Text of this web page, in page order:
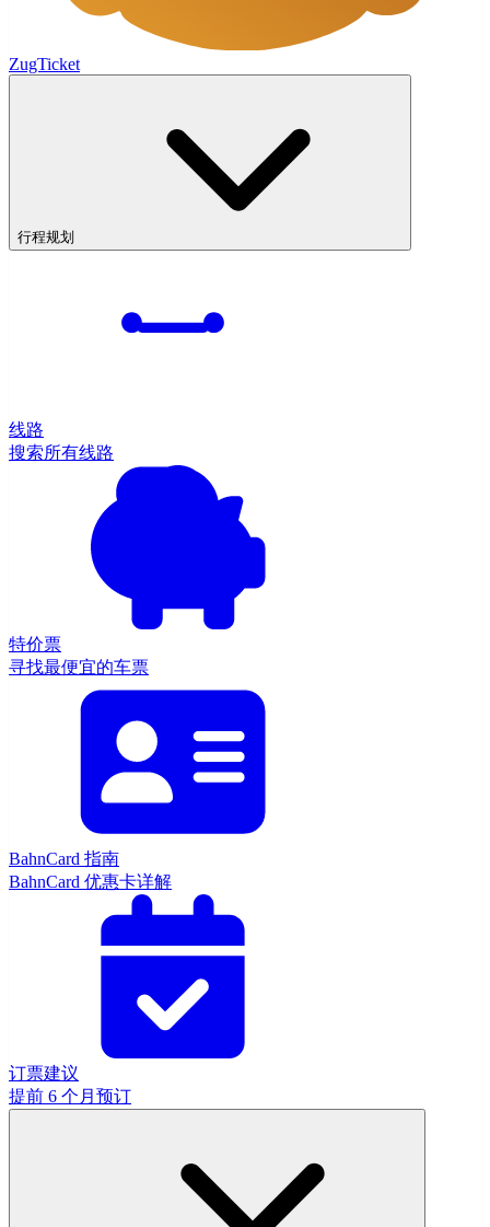
ZugTicket
行程规划
线路
搜索所有线路
特价票
寻找最便宜的车票
BahnCard 指南
BahnCard 优惠卡详解
订票建议
提前 6 个月预订